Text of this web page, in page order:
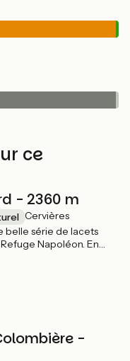
ce
- 2360 m
Cervières
belle série de lacets
Napoléon. En
-